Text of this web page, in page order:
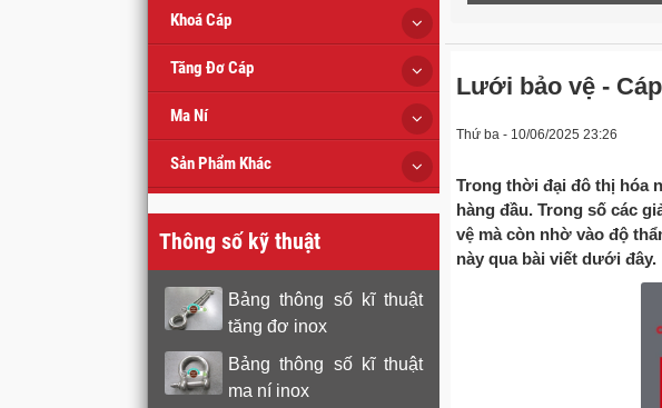
Lưới bảo vệ -
Thứ ba - 10/06/2025 23:26
Trong thời đại đô thị hóa
hàng đầu. Trong số các
vệ mà còn nhờ vào độ
này qua bài viết dưới đây.
Khoá Cáp
Tăng Đơ Cáp
Ma Ní
Sản Phẩm Khác
Thông số kỹ thuật
Bảng thông số kĩ thuật
tăng đơ inox
Bảng thông số kĩ thuật
ma ní inox